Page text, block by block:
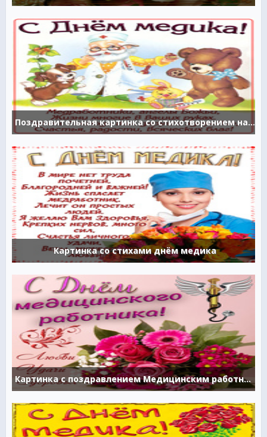
Поздравительная картинка со стихотворением на день медика
Картинка со стихами днём медика
Картинка с поздравлением Медицинским работникам